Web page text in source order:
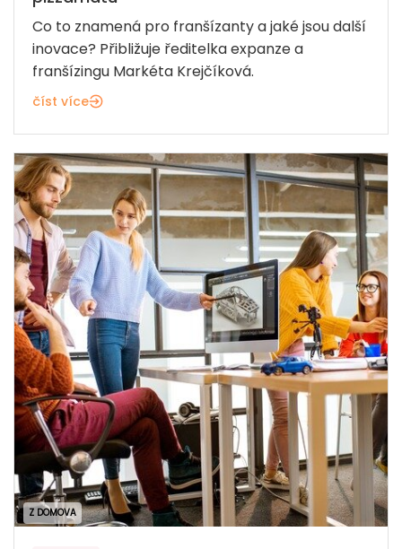
Co to znamená pro franšízanty a jaké jsou další
inovace? Přibližuje ředitelka expanze a
franšízingu Markéta Krejčíková.
číst více
Z DOMOVA